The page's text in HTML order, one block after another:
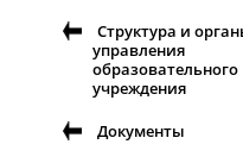
Структура и
управления
образовательного
учреждения
Документы